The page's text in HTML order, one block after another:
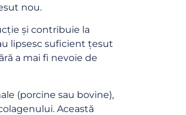
nou.
și contribuie la
lipsesc suficient țesut
a mai fi nevoie de
(porcine sau bovine),
Această